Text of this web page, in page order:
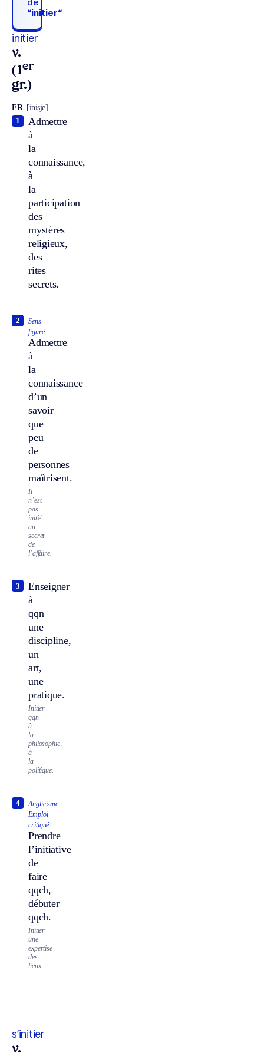
de
“initier“
initier
v.
(1er
gr.)
FR [inisje]
Admettre
à
la
connaissance,
à
la
participation
des
mystères
religieux,
des
rites
secrets.
1
Sens
figuré.
Admettre
à
la
connaissance
d’un
savoir
que
peu
de
personnes
maîtrisent.
2
Il
n’est
pas
initié
au
secret
de
l’affaire.
Enseigner
à
qqn
une
discipline,
un
art,
une
pratique.
3
Initier
qqn
à
la
philosophie,
à
la
politique.
Anglicisme.
Emploi
critiqué.
Prendre
l’initiative
de
faire
qqch,
débuter
qqch.
4
Initier
une
expertise
des
lieux.
s’initier
v.